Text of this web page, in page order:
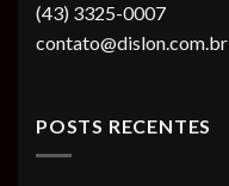
(43) 3325-0007
contato@dislon.com.br
POSTS RECENTES